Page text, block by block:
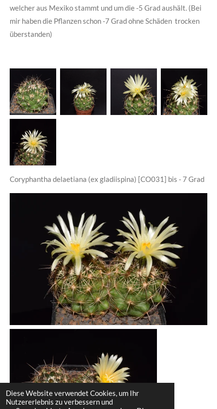
Diese Website verwendet Cookies, um Ihr
Nutzererlebnis zu verbessern und
welcher aus Mexiko stammt und um die -5 Grad aushält. (Bei
mir haben die Pflanzen schon -7 Grad ohne Schäden trocken
überstanden)
Coryphantha delaetiana (ex gladiispina) [CO031] bis - 7 Grad